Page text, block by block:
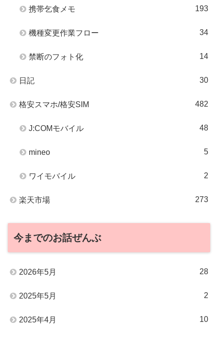
携帯乞食メモ 193
機種変更作業フロー 34
禁断のフォト化 14
日記 30
格安スマホ/格安SIM 482
J:COMモバイル 48
mineo 5
ワイモバイル 2
楽天市場 273
今までのお話ぜんぶ
2026年5月 28
2025年5月 2
2025年4月 10